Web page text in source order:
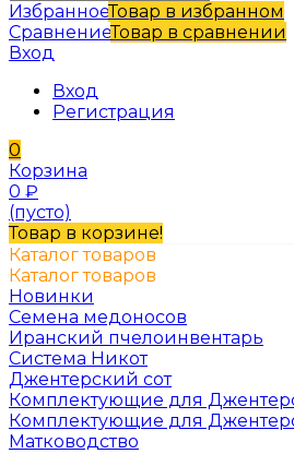
ИзбранноеТовар в избранном
СравнениеТовар в сравнении
Вход
Вход
Регистрация
0
Корзина
0 ₽
(пусто)
Товар в корзине!
Каталог товаров
Каталог товаров
Новинки
Семена медоносов
Иранский пчелоинвентарь
Система Никот
Джентерский сот
Комплектующие для
Комплектующие для
Матководство